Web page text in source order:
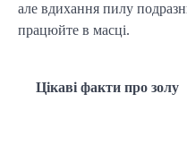
але вдихання пилу
працюйте в масці.
Цікаві факти про золу